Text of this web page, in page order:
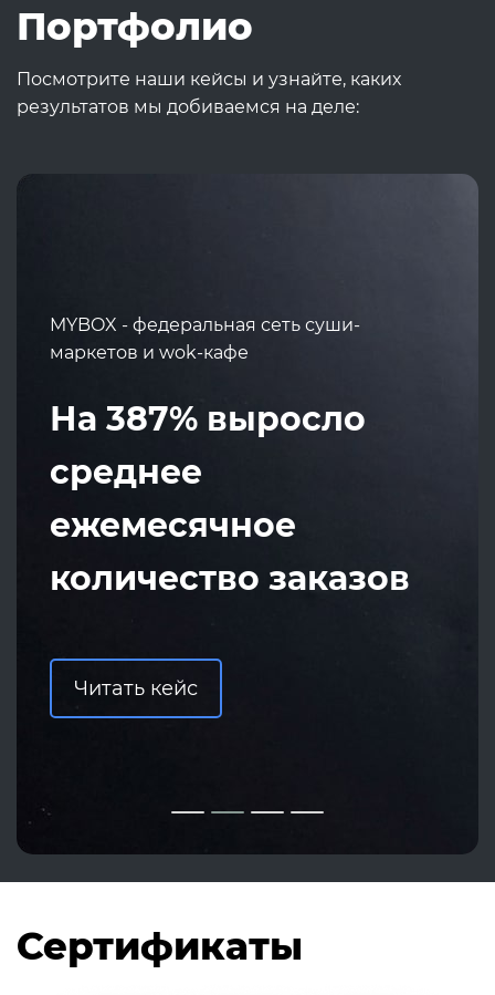
Портфолио
Посмотрите наши кейсы и узнайте, каких
результатов мы добиваемся на деле:
MYBOX - федеральная сеть суши-
маркетов и wok-кафе
На 387% выросло
среднее
ежемесячное
количество заказов
Читать кейс
Сертификаты